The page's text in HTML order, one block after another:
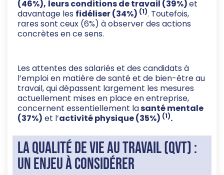
(46%), leurs conditions de travail (39%)et
davantage les fidéliser (34%) (1). Toutefois,
rares sont ceux (6%) à observer des actions
concrètes en ce sens.
Les attentes des salariés et des candidats à
l’emploi en matière de santé et de bien-être au
travail, qui dépassent largement les mesures
actuellement mises en place en entreprise,
concernent essentiellement lasanté mentale
(37%) et l’activité physique (35%) (1).
La qualité de vie au travail (QVT) :
un enjeu à considérer